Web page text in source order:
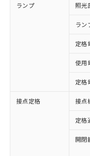
ランプ 照光
ラン
定格
使用
定格
接点定格 接点
定格
開閉
ご利用
ご利用くださ
非含有に対応
有に対応した
対応予定なし
非含有に非対
定はありませ
調査・確認中